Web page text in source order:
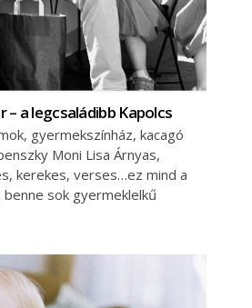
– a legcsaládibb Kapolcs
gyermekszínház, kacagó
Moni Lisa Árnyas,
kerekes, verses…ez mind a
benne sok gyermeklelkű